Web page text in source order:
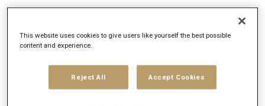
Account Executive
申込みID:169276
ブランド
Saatchi US
ロケーション
This website uses cookies to give users like yourself the best possible
content and experience.
Reject All Accept Cookies